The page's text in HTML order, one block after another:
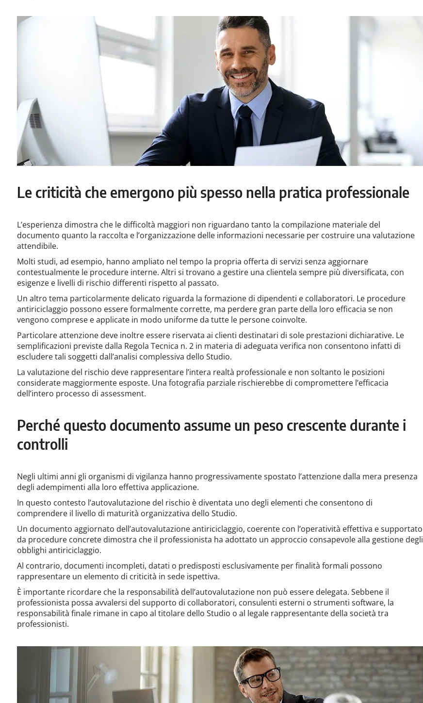
Le criticità che emergono più spesso nella pratica professionale
L’esperienza dimostra che le difficoltà maggiori non riguardano tanto la compilazione materiale del
documento quanto la raccolta e l’organizzazione delle informazioni necessarie per costruire una valutazione
attendibile.
Molti studi, ad esempio, hanno ampliato nel tempo la propria offerta di servizi senza aggiornare
contestualmente le procedure interne. Altri si trovano a gestire una clientela sempre più diversificata, con
esigenze e livelli di rischio differenti rispetto al passato.
Un altro tema particolarmente delicato riguarda la formazione di dipendenti e collaboratori. Le procedure
antiriciclaggio possono essere formalmente corrette, ma perdere gran parte della loro efficacia se non
vengono comprese e applicate in modo uniforme da tutte le persone coinvolte.
Particolare attenzione deve inoltre essere riservata ai clienti destinatari di sole prestazioni dichiarative. Le
semplificazioni previste dalla Regola Tecnica n. 2 in materia di adeguata verifica non consentono infatti di
escludere tali soggetti dall’analisi complessiva dello Studio.
La valutazione del rischio deve rappresentare l’intera realtà professionale e non soltanto le posizioni
considerate maggiormente esposte. Una fotografia parziale rischierebbe di compromettere l’efficacia
dell’intero processo di assessment.
Perché questo documento assume un peso crescente durante i
controlli
Negli ultimi anni gli organismi di vigilanza hanno progressivamente spostato l’attenzione dalla mera presenza
degli adempimenti alla loro effettiva applicazione.
In questo contesto l’autovalutazione del rischio è diventata uno degli elementi che consentono di
comprendere il livello di maturità organizzativa dello Studio.
Un documento aggiornato dell’autovalutazione antiriciclaggio, coerente con l’operatività effettiva e supportato
da procedure concrete dimostra che il professionista ha adottato un approccio consapevole alla gestione degli
obblighi antiriciclaggio.
Al contrario, documenti incompleti, datati o predisposti esclusivamente per finalità formali possono
rappresentare un elemento di criticità in sede ispettiva.
È importante ricordare che la responsabilità dell’autovalutazione non può essere delegata. Sebbene il
professionista possa avvalersi del supporto di collaboratori, consulenti esterni o strumenti software, la
responsabilità finale rimane in capo al titolare dello Studio o al legale rappresentante della società tra
professionisti.